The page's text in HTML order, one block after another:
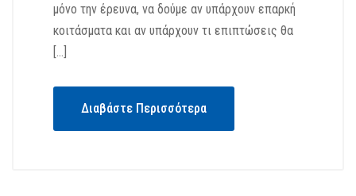
μόνο την έρευνα, να δούμε αν υπάρχουν επαρκή
κοιτάσματα και αν υπάρχουν τι επιπτώσεις θα
[…]
Διαβάστε Περισσότερα